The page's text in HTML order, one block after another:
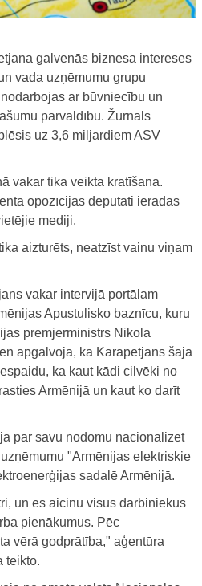
galvenās biznesa intereses
vada uzņēmumu grupu
ar būvniecību un
pārvaldību. Žurnāls
uz 3,6 miljardiem ASV
vakar tika veikta kratīšana.
opozīcijas deputāti ieradās
mediji.
aizturēts, neatzīst vainu viņam
vakar intervijā portālam
Apustulisko baznīcu, kuru
premjerministrs Nikola
apgalvoja, ka Karapetjans šajā
ka kaut kādi cilvēki no
Armēnijā un kaut ko darīt
par savu nodomu nacionalizēt
"Armēnijas elektriskie
sadalē Armēnijā.
un es aicinu visus darbiniekus
pienākumus. Pēc
vērā godprātība," aģentūra
teikto.